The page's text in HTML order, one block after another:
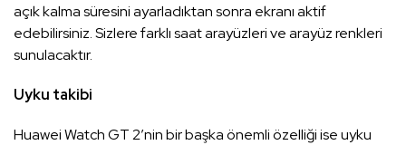
açık kalma süresini ayarladıktan sonra ekranı aktif
edebilirsiniz. Sizlere farklı saat arayüzleri ve arayüz renkleri
sunulacaktır.
Uyku takibi
Huawei Watch GT 2’nin bir başka önemli özelliği ise uyku